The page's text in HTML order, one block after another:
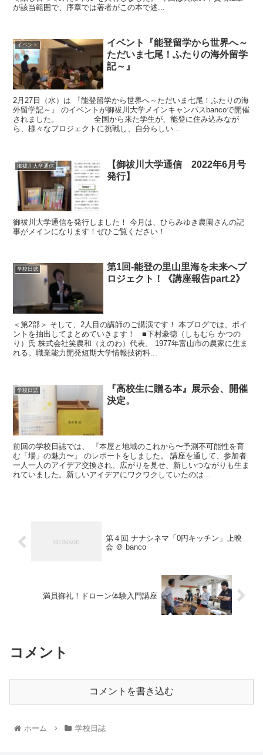
が該当範囲で、序章では著者がこの本で述...
イベント
イベント『能登留学から世界へ～
ただいま七尾！ふたりの海外留学
記～』
2月27日（水）は 『能登留学から世界へ～ただいま七尾！ふたりの海
外留学記～』 のイベントが御祓川大学メインキャンパスbancoで開催
されました。 全国から来た学生が、能登に住み込みなが
ら、様々なプロジェクトに挑戦し、自分らしい...
御祓川大学通信
【御祓川大学通信 2022年6月号
発行】
御祓川大学通信を発行しました！ 今月は、ひらみゆき農園さんの記
事がメインになります！ぜひご覧ください！
学校日誌
第1回-能登の里山里海を未来へプ
ロジェクト！《講座報告part.2》
＜第2部＞ そして、2人目の講師のご講演です！ 本ブログでは、ポイ
ントを抽出してまとめていきます！ ■下村豪徳（しもむら かつの
り）氏 株式会社笑農和（えのわ）代表。 1977年富山市の農家に生ま
れる。職業能力開発短期大学情報技術科...
学校日誌
『高校生に贈る本』展示会、開催
決定。
前回の学校日誌では、 『本屋と地域のこれから〜予測不可能性を育
む「場」の魅力〜』 のレポートをしました。 講座を通して、参加者
一人一人のアイデア交換され、広がりを見せ、新しいつながりも生ま
れていました。新しいアイデアにワクワクしていたのは...
第４回 ナナシネマ「0円キッチン」上映
会 ＠ banco
満員御礼！ドローン体験入門講座
コメント
コメントを書き込む
ホーム 学校日誌